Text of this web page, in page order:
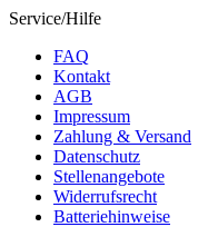
Service/Hilfe
FAQ
Kontakt
AGB
Impressum
Zahlung & Versand
Datenschutz
Stellenangebote
Widerrufsrecht
Batteriehinweise